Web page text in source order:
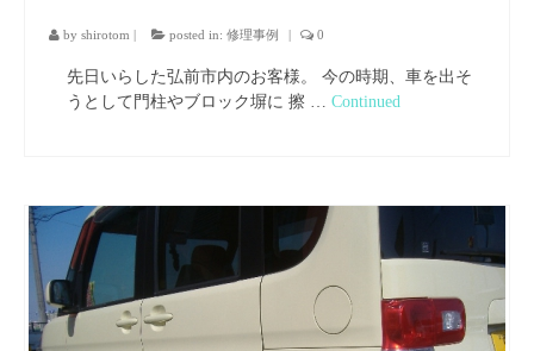
by shirotom | posted in: 修理事例 | 0
先日いらした弘前市内のお客様。 今の時期、車を出そ
うとして門柱やブロック塀に 擦 … Continued